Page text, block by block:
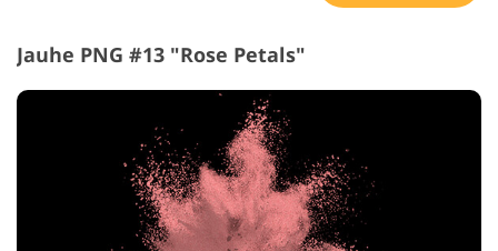
Jauhe PNG #13 "Rose Petals"